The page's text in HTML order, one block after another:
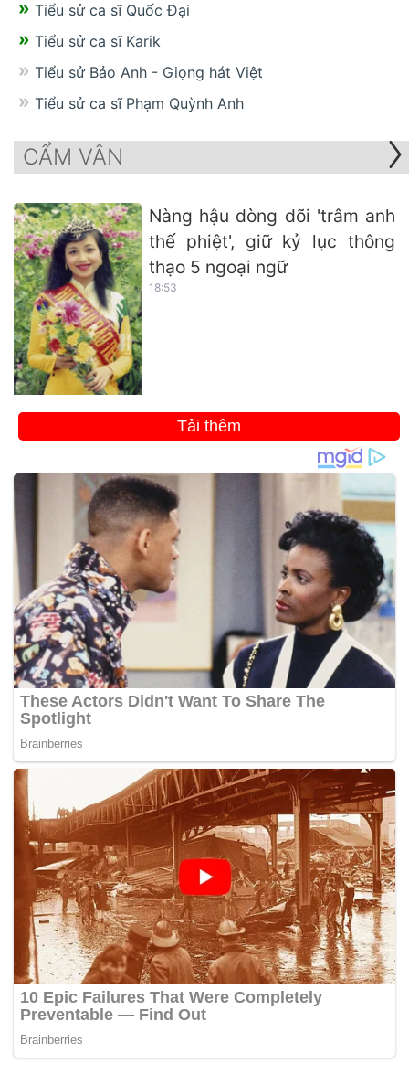
Tiểu sử ca sĩ Quốc Đại
Tiểu sử ca sĩ Karik
Tiểu sử Bảo Anh - Giọng hát Việt
Tiểu sử ca sĩ Phạm Quỳnh Anh
CẨM VÂN
Nàng hậu dòng dõi 'trâm anh
thế phiệt', giữ kỷ lục thông
thạo 5 ngoại ngữ
18:53
Tải thêm